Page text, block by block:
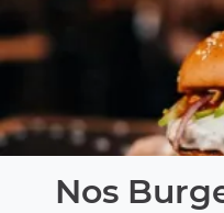
Nos